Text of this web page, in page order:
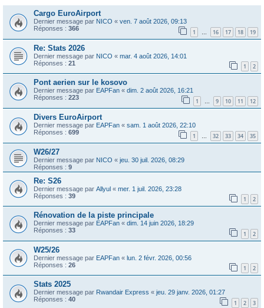
Cargo EuroAirport
Dernier message par NICO « ven. 7 août 2026, 09:13
Réponses : 366 1 … 16 17 18 19
Re: Stats 2026
Dernier message par NICO « mar. 4 août 2026, 14:01
Réponses : 21 1 2
Pont aerien sur le kosovo
Dernier message par EAPFan « dim. 2 août 2026, 16:21
Réponses : 223 1 … 9 10 11 12
Divers EuroAirport
Dernier message par EAPFan « sam. 1 août 2026, 22:10
Réponses : 699 1 … 32 33 34 35
W26/27
Dernier message par NICO « jeu. 30 juil. 2026, 08:29
Réponses : 9
Re: S26
Dernier message par Allyul « mer. 1 juil. 2026, 23:28
Réponses : 39 1 2
Rénovation de la piste principale
Dernier message par EAPFan « dim. 14 juin 2026, 18:29
Réponses : 33 1 2
W25/26
Dernier message par EAPFan « lun. 2 févr. 2026, 00:56
Réponses : 26 1 2
Stats 2025
Dernier message par Rwandair Express « jeu. 29 janv. 2026, 01:27
Réponses : 40 1 2 3